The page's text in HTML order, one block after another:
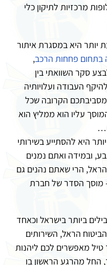
מרכזיות לתיקון כלי
יותר היא במסגרת איתור
פחחות הרכב,
סקר השוואתי בין
העבודה ועלויותיה
הקרובה שכל
עליו הוא ממליץ הוא
היא להסתייע בשירותי
ובמידה ואתם נמנים
הרי שאתם נהנים גם
מוסך הסדר של חברת
ביותר בישראל וכאחד
הראל, השירותים
טיל מאפשרים לכם ליהנות
החל מהרגע הראשון בו